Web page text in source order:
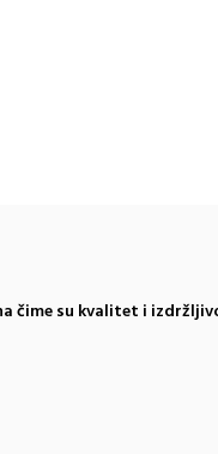
čime su kvalitet i